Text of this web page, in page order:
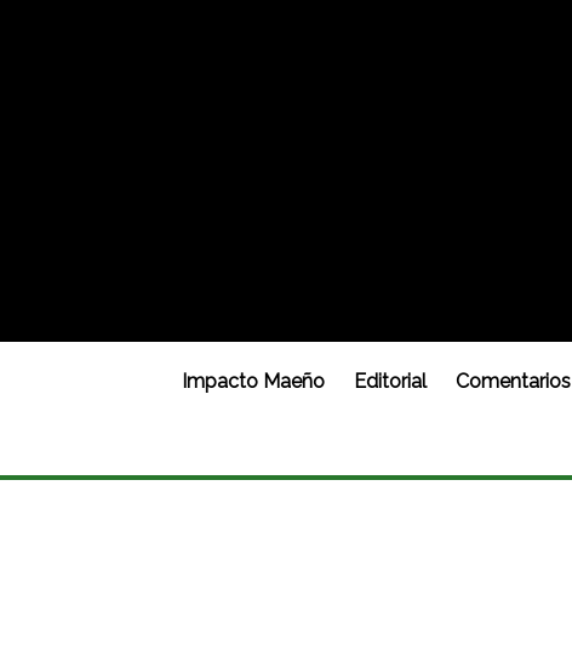
Impacto Maeño Editorial Comentarios